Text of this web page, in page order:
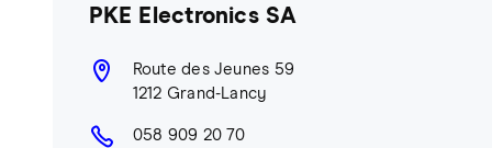
PKE Electronics SA
Route des Jeunes 59
1212 Grand-Lancy
058 909 20 70